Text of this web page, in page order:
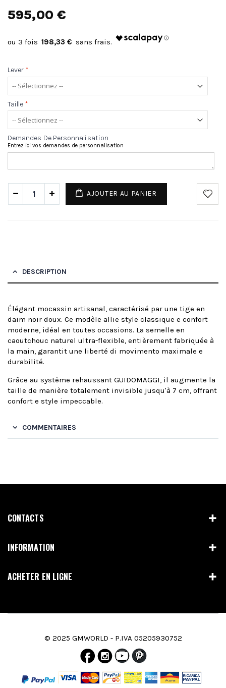
595,00 €
198,33 €
Lever *
Taille *
Demandes De Personnalisation
Entrez ici vos demandes de personnalisation
AJOUTER AU PANIER
DESCRIPTION
Élégant mocassin artisanal, caractérisé par une tige en
daim noir doux. Ce modèle allie style classique e confort
moderne, idéal en toutes occasions. La semelle en
caoutchouc naturel ultra-flexible, entièrement fabriquée à
la main, garantit une liberté di movimento maximale e
durabilité.
Grâce au système rehaussant GUIDOMAGGI, il augmente la
taille de manière totalement invisible jusqu'à 7 cm, offrant
confort e style impeccable.
COMMENTAIRES
CONTACTS
INFORMATION
ACHETER EN LIGNE
© 2025 GMWORLD - P.IVA 05205930752